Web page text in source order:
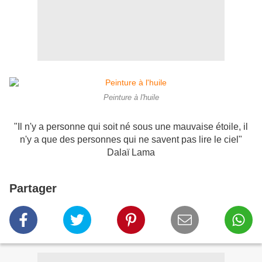
Peinture à l'huile
"Il n'y a personne qui soit né sous une mauvaise étoile, il
n'y a que des personnes qui ne savent pas lire le ciel"
Dalaï Lama
Partager